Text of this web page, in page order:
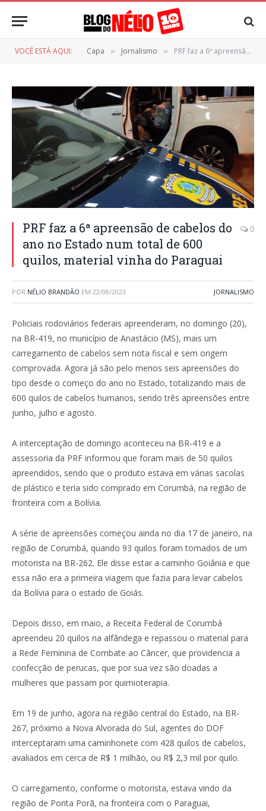
VOCÊ ESTÁ AQUI: Capa » Jornalismo » PRF faz a 6ª apreensão de cabelos do ano no Estado num total de 600 quilos, material vinha do Paraguai
PRF faz a 6ª apreensão de cabelos do
ano no Estado num total de 600
quilos, material vinha do Paraguai
0
POR NÉLIO BRANDÃO EM 22/08/2023 JORNALISMO
Policiais rodoviários federais apreenderam, no domingo (20),
na BR-419, no município de Anastácio (MS), mais um
carregamento de cabelos sem nota fiscal e sem origem
comprovada. Agora já são pelo menos seis apreensões do
tipo desde o começo do ano no Estado, totalizando mais de
600 quilos de cabelos humanos, sendo três apreensões entre
junho, julho e agosto.
A interceptação de domingo aconteceu na BR-419 e a
assessoria da PRF informou que foram mais de 50 quilos
apreendidos, sendo que o produto estava em várias sacolas
de plástico e teria sido comprado em Corumbá, na região de
fronteira com a Bolívia.
A série de apreensões começou ainda no dia 17 de janeiro, na
região de Corumbá, quando 93 quilos foram tomados de um
motorista na BR-262. Ele disse estar a caminho Goiânia e que
essa não era a primeira viagem que fazia para levar cabelos
da Bolívia para o estado de Goiás.
Depois disso, em maio, a Receita Federal de Corumbá
apreendeu 20 quilos na alfândega e repassou o material para
a Rede Feminina de Combate ao Câncer, que providencia a
confecção de perucas, que por sua vez são doadas a
mulheres que passam por quimioterapia.
Em 19 de junho, agora na região central do Estado, na BR-
267, próximo a Nova Alvorada do Sul, agentes do DOF
interceptaram uma caminhonete com 428 quilos de cabelos,
avaliados em cerca de R$ 1 milhão, ou R$ 2,3 mil por quilo.
O carregamento, conforme o motorista, estava vindo da
região de Ponta Porã, na fronteira com o Paraguai,